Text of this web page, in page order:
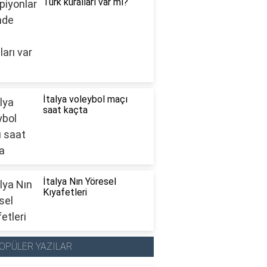
İtalya voleybol maçı
saat kaçta
İtalya Nın Yöresel
Kıyafetleri
YAZILAR